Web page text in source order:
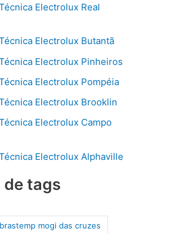
Electrolux Real
Electrolux Butantã
Electrolux Pinheiros
Electrolux Pompéia
Electrolux Brooklin
Electrolux Campo
Electrolux Alphaville
de tags
mogi das cruzes